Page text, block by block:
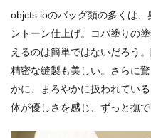
objcts.ioのバッグ類の多くは
ントーン仕上げ。コバ塗りの
えるのは簡単ではないだろう
精密な縫製も美しい。さらに
かに、まろやかに扱われてい
体が優しさを感じ、ずっと撫